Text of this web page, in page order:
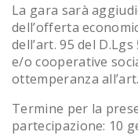
La gara sarà
dell’offerta
dell’art. 95 del
e/o cooperative
ottemperanza
Termine per la
partecipazione: 10